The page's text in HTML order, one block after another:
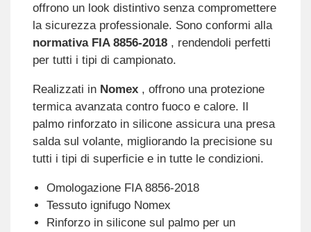
offrono un look distintivo senza compromettere
la sicurezza professionale. Sono conformi alla
normativa FIA 8856-2018, rendendoli perfetti
per tutti i tipi di campionato.
Realizzati in Nomex, offrono una protezione
termica avanzata contro fuoco e calore. Il
palmo rinforzato in silicone assicura una presa
salda sul volante, migliorando la precisione su
tutti i tipi di superficie e in tutte le condizioni.
Omologazione FIA 8856-2018
Tessuto ignifugo Nomex
Rinforzo in silicone sul palmo per un